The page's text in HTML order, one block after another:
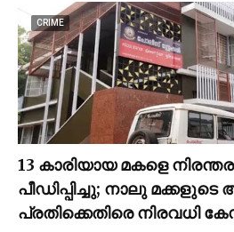
CRIME
13 കാരിയായ മകളെ
പീഡിപ്പിച്ചു; നാലു മക്കളുടെ
പ്രതിക്കെതിരെ നിരവധി